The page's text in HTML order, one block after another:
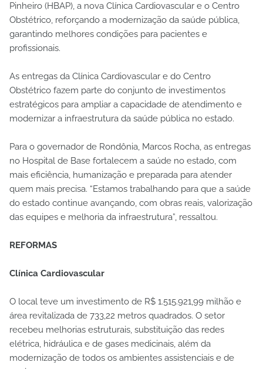
Pinheiro (HBAP), a nova Clínica Cardiovascular e o Centro
Obstétrico, reforçando a modernização da saúde pública,
garantindo melhores condições para pacientes e
profissionais.
As entregas da Clínica Cardiovascular e do Centro
Obstétrico fazem parte do conjunto de investimentos
estratégicos para ampliar a capacidade de atendimento e
modernizar a infraestrutura da saúde pública no estado.
Para o governador de Rondônia, Marcos Rocha, as entregas
no Hospital de Base fortalecem a saúde no estado, com
mais eficiência, humanização e preparada para atender
quem mais precisa. “Estamos trabalhando para que a saúde
do estado continue avançando, com obras reais, valorização
das equipes e melhoria da infraestrutura”, ressaltou.
REFORMAS
Clínica Cardiovascular
O local teve um investimento de R$ 1.515.921,99 milhão e
área revitalizada de 733,22 metros quadrados. O setor
recebeu melhorias estruturais, substituição das redes
elétrica, hidráulica e de gases medicinais, além da
modernização de todos os ambientes assistenciais e de